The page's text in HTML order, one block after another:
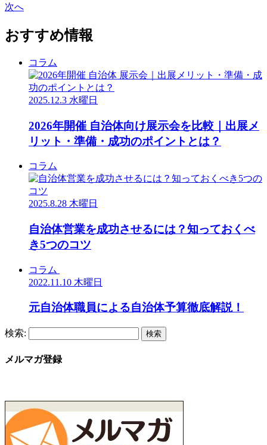
次へ
おすすめ情報
コラム
2025.12.3 水曜日
2026年開催 自治体向け展示会を比較｜出展メ
リット・準備・成功のポイントとは？
コラム
2025.8.28 木曜日
自治体営業を成功させるには？知っておくべ
き5つのコツ
コラム
2022.11.10 木曜日
元自治体職員による自治体予算徹底解説！
検索:
メルマガ登録